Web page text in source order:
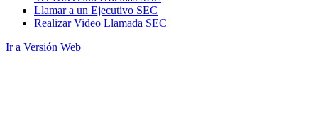
Llamar a un Ejecutivo SEC
Realizar Video Llamada SEC
Ir a Versión Web